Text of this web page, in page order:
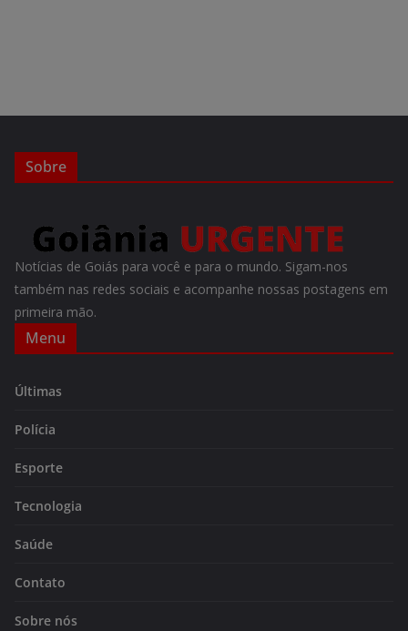
Sobre
Notícias de Goiás para você e para o mundo. Sigam-nos
também nas redes sociais e acompanhe nossas postagens em
primeira mão.
Menu
Últimas
Polícia
Esporte
Tecnologia
Saúde
Contato
Sobre nós